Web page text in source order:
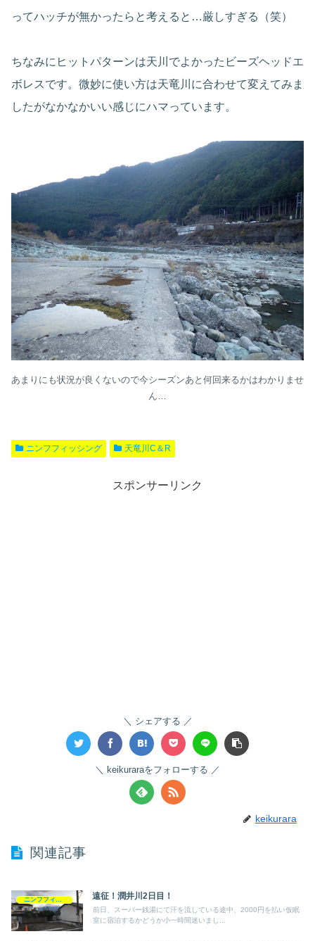
ってハッチが無かったらと考えると…厳しすぎる（笑）
ちなみにヒットパターンは天川でよかったビーズヘッドエ
ボレスです。微妙に使い方は天竜川に合わせて変えてみま
したがなかなかいい感じにハマっています。
あまりにも状況が良くないので今シーズンあと何回来るかはわかりませ
ん…
ニンフフィッシング 天竜川C＆R
スポンサーリンク
シェアする
keikuraraをフォローする
keikurara
関連記事
遠征！潤井川2日目！
前日、スーパー銭湯にて汗を流している途中、2000円を払い仮眠
室に宿泊するかどうか小一時間迷いまし...